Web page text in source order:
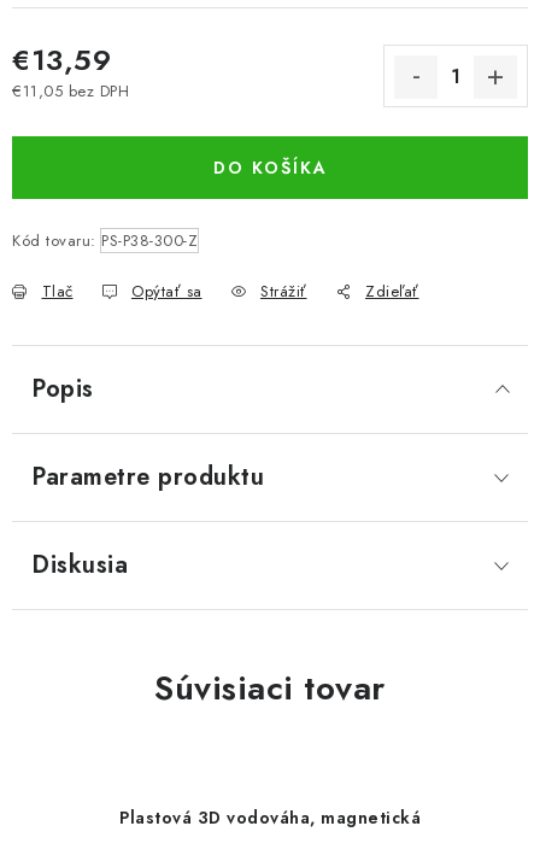
€13,59
€11,05 bez DPH
DO KOŠÍKA
Kód tovaru: PS-P38-300-Z
Tlač Opýtať sa Strážiť Zdieľať
Popis
Parametre produktu
Diskusia
Súvisiaci tovar
Plastová 3D vodováha, magnetická